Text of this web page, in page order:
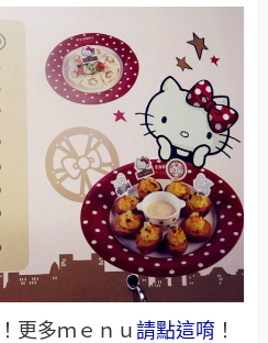
更多ｍｅｎｕ請點這唷 ！